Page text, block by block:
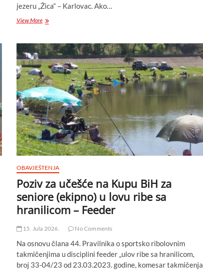
jezeru „Žica“ – Karlovac. Ako…
View MorePoziv
u
Premijer
ligi
SRS
BiH
u
disciplini
‘Lov
šarana
i
amura’
OBAVJEŠTENJA
Poziv za učešće na Kupu BiH za
seniore (ekipno) u lovu ribe sa
hranilicom – Feeder
15. Jula 2026. No Comments
Na osnovu člana 44. Pravilnika o sportsko ribolovnim
takmičenjima u disciplini feeder „ulov ribe sa hranilicom,
broj 33-04/23 od 23.03.2023. godine, komesar takmičenja